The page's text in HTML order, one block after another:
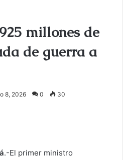
millones de
de guerra a
8, 2026 0 30
.-El primer ministro